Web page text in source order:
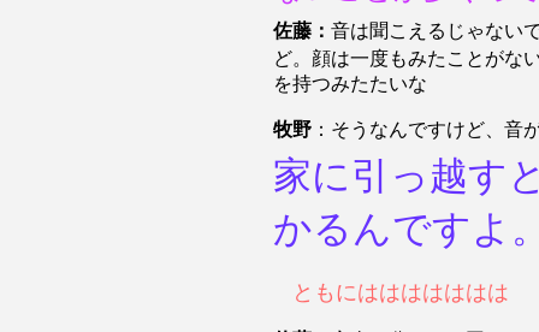
佐藤： 音は聞こえるじゃない
ど。顔は一度もみたことが
を持つみたたいな
牧野 ：そうなんですけど、音
家に引っ越す
かるんですよ
ともにははははははは